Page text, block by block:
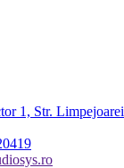
1, Str. Limpejoarei